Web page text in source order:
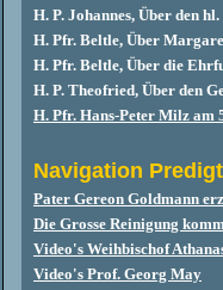
H. P. Johannes, Über den
H. Pfr. Beltle, Über
H. Pfr. Beltle, Über die
H. P. Theofried, Über den
H. Pfr. Hans-Peter Milz am
Navigation
Pater Gereon Goldmann
Die Grosse Reinigung
Video's Weihbischof
Video's Prof. Georg May